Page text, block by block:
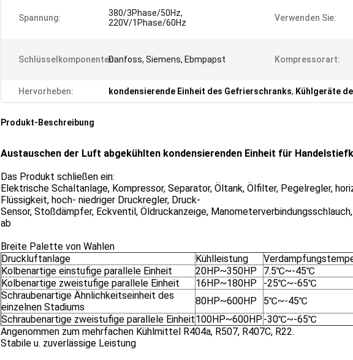
Spannung:
380/3Phase/50Hz,
220V/1Phase/60Hz
Verwenden Sie:
Schlüsselkomponenten:Danfoss, Siemens, Ebmpapst Kompressorart:
Hervorheben: kondensierende Einheit des Gefrierschranks, Kühlgeräte
Produkt-Beschreibung
Austauschen der Luft abgekühlten kondensierenden Einheit für
Das Produkt schließen ein:
Elektrische Schaltanlage, Kompressor, Separator, Öltank, Ölfilter, Pegelregler,
Flüssigkeit, hoch- niedriger Druckregler, Druck-
Sensor, Stoßdämpfer, Eckventil, Öldruckanzeige,
ab
Breite Palette von Wahlen
Druckluftanlage
Kühlleistung
Kolbenartige einstufige parallele Einheit
20HP~350HP
7.5℃~-45℃
Kolbenartige zweistufige parallele Einheit
16HP~180HP
-25℃~-65℃
Schraubenartige Ähnlichkeitseinheit des
einzelnen Stadiums
80HP~600HP
5℃~-45℃
Schraubenartige zweistufige parallele Einheit100HP~600HP-30℃~-65℃
Angenommen zum mehrfachen Kühlmittel R404a, R507, R407C, R22.
Stabile u. zuverlässige Leistung